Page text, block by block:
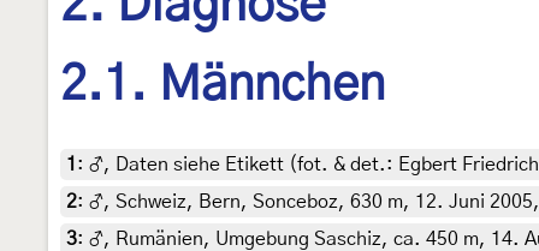
2.1. Männchen
1 : ♂, Daten siehe Etikett (fot. & det.: Egbert
2: ♂, Schweiz, Bern, Sonceboz, 630 m, 12. Juni
3: ♂, Rumänien, Umgebung Saschiz, ca. 450 m, 14.